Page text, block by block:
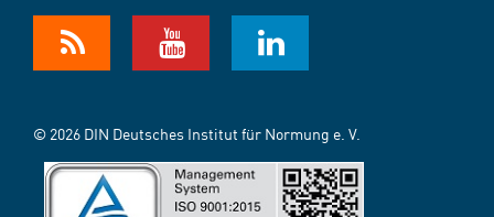
© 2026 DIN Deutsches Institut für Normung e. V.